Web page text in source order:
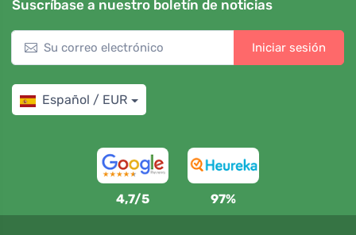
Suscríbase a nuestro boletín de noticias
Iniciar sesión
Español / EUR
4,7/5 97%